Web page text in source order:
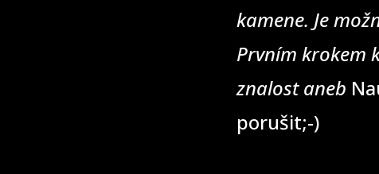
kamene. Je
Prvním krokem
znalost aneb
porušit;-)